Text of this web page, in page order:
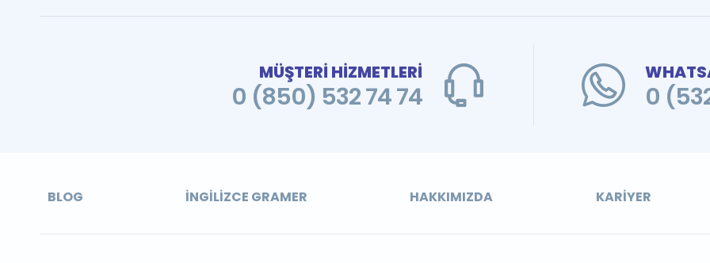
MÜŞTERİ HİZMETLERİ
0 (850) 532 74 74 0
BLOG İNGILIZCE GRAMER HAKKIMIZDA KARIYER